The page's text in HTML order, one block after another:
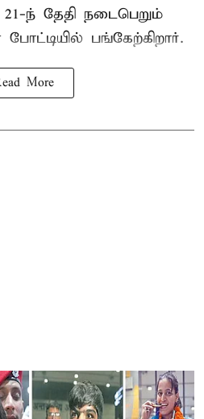
ந் தேதி நடைபெறும்
பங்கேற்கிறார்.
More